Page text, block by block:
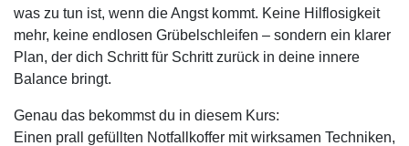
was zu tun ist, wenn die Angst kommt. Keine Hilflosigkeit
mehr, keine endlosen Grübelschleifen – sondern ein klarer
Plan, der dich Schritt für Schritt zurück in deine innere
Balance bringt.
Genau das bekommst du in diesem Kurs:
Einen prall gefüllten Notfallkoffer mit wirksamen Techniken,